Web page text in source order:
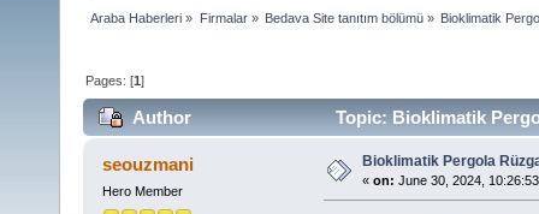
Araba Haberleri » Firmalar» Bedava Site tanıtım bölümü» Bioklimatik
Pages: [1]
Author Topic: Bioklimatik
seouzmani
Hero Member
Bioklimatik Pergola
« on: June 30, 2024,